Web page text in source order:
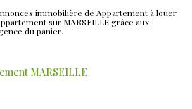
VENDRE
ESTIMER
immobilière de Appartement à louer
sur MARSEILLE grâce aux
du panier.
MARSEILLE